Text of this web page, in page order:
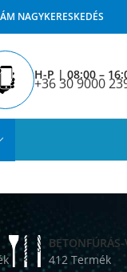
NAGYKERESKEDÉS
H-P | 08:00 –
+36 30 9000
BETONFÚRÁS-
412 Termék